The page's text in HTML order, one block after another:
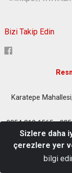
Bizi Takip Edin
Karatepe
0354 212 1565 -
-
Sizlere daha
çerezlere yer
bilgi